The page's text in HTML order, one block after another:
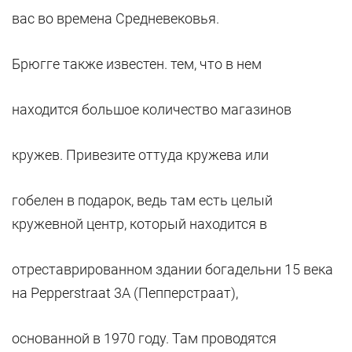
вас во времена Средневековья.
Брюгге также известен. тем, что в нем
находится большое количество магазинов
кружев. Привезите оттуда кружева или
гобелен в подарок, ведь там есть целый
кружевной центр, который находится в
отреставрированном здании богадельни 15 века
на Pepperstraat 3A (Пепперстраат),
основанной в 1970 году. Там проводятся